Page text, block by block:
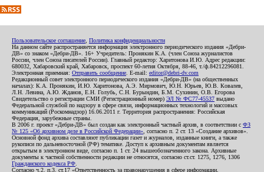
Пользовательское соглашение Политика конфиденциальности
На данном сайте распространяется информация электронного периодического издания «Дебри-
ДВ» со знаком «Дебри-ДВ». 16+ Учредитель: Пронякин К.А. (член Союза журналистов
России, член Союза писателей России). Главный редактор: Харитонова И.Ю. Адрес редакции:
680032, Хабаровский край, Хабаровск, проспект 60-летия Октября, 88-46, т./ф.84212296081.
Электронная приемная: Отправить сообщение . E-mail: editor@debri-dv.com
Редакционный совет электронного периодического издания «Дебри-ДВ» (на общественных
началах): К.А. Пронякин, И.Ю. Харитонова, А.Э. Мирмович, Ю.Н. Юрьев, Ю.В. Ковалев,
Л.Н. Левина, А.Ю. Жданов, Е.Н. Голубь, С.Н. Бурындин, Б.М. Сухинин, О.В. Егорова
Свидетельство о регистрации СМИ (Регистрационный номер) ЭЛ № ФС77-45537 выдано
Федеральной службой по надзору в сфере связи, информационных технологий и массовых
коммуникаций (Роскомнадзор) 16.06.2011 г. Территория распространения: Российская
Федерация, зарубежные страны.
В 2006 г. проект «Дебри-ДВ» был создан как электронный частный архив, в соответствии с ФЗ
№ 125 «Об архивном деле в Российской Федерации» , согласно п. 2 ст. 13 «Создание архивов».
Основной фонд архива составляют публикации газет и журналов, изданные книги, а также
рукописи по дальневосточной (РФ) тематике. Доступ к архивным документам является
открытым в электронном виде, согласно п. 1 ст. 24 вышеобозначенного закона. Архивные
документы к частной собственности редакции не относятся, согласно ст.ст. 1275, 1276, 1306
Гражданского кодекса РФ
Согласно ч.2. п.3. ст.17 «Ответственность за правонарушения в сфере информации,